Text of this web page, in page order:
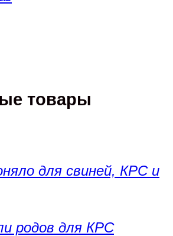
товары
для свиней, КРС и
родов для КРС